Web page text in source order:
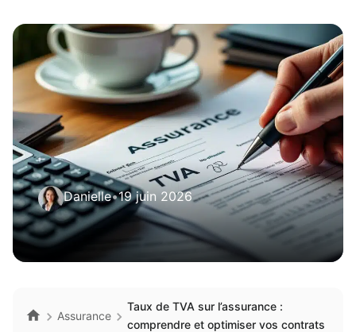
Danielle•19 juin 2026
Assurance
Taux de TVA sur l’assurance :
comprendre et optimiser vos contrats